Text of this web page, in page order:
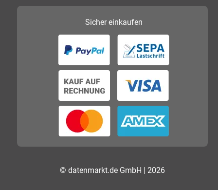
Sichereinkaufen
© datenmarkt.de GmbH | 2026